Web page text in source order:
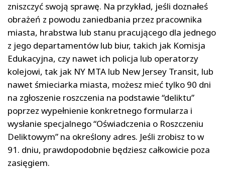
zniszczyć swoją sprawę. Na przykład, jeśli doznałeś
obrażeń z powodu zaniedbania przez pracownika
miasta, hrabstwa lub stanu pracującego dla jednego
z jego departamentów lub biur, takich jak Komisja
Edukacyjna, czy nawet ich policja lub operatorzy
kolejowi, tak jak NY MTA lub New Jersey Transit, lub
nawet śmieciarka miasta, możesz mieć tylko 90 dni
na zgłoszenie roszczenia na podstawie “deliktu”
poprzez wypełnienie konkretnego formularza i
wysłanie specjalnego “Oświadczenia o Roszczeniu
Deliktowym” na określony adres. Jeśli zrobisz to w
91. dniu, prawdopodobnie będziesz całkowicie poza
zasięgiem.